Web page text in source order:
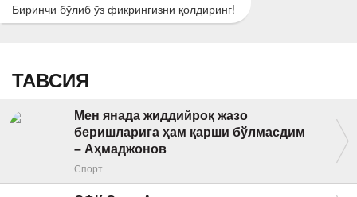
Биринчи бўлиб ўз фикрингизни қолдиринг!
ТАВСИЯ
Мен янада жиддийроқ жазо
беришларига ҳам қарши бўлмасдим
– Аҳмаджонов
Спорт